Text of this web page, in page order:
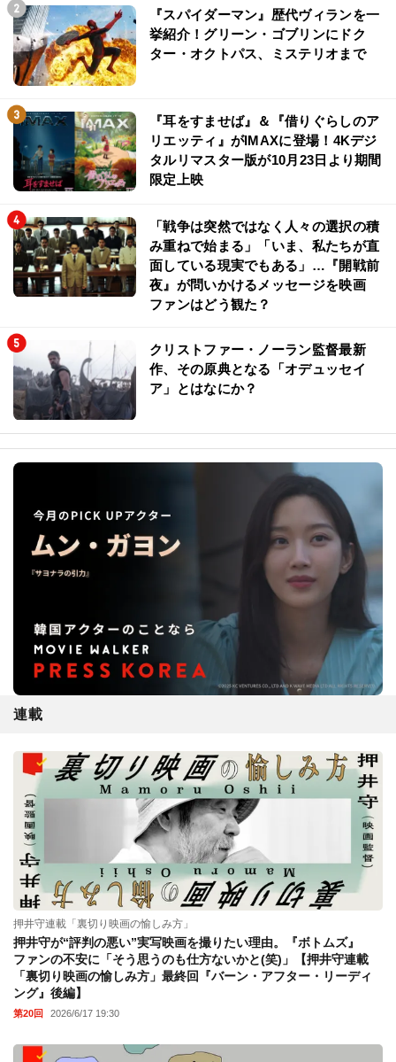
『スパイダーマン』歴代ヴィランを一
挙紹介！グリーン・ゴブリンにドク
ター・オクトパス、ミステリオまで
『耳をすませば』＆『借りぐらしのア
リエッティ』がIMAXに登場！4Kデジ
タルリマスター版が10月23日より期間
限定上映
「戦争は突然ではなく人々の選択の積
み重ねで始まる」「いま、私たちが直
面している現実でもある」…『開戦前
夜』が問いかけるメッセージを映画
ファンはどう観た？
クリストファー・ノーラン監督最新
作、その原典となる「オデュッセイ
ア」とはなにか？
連載
押井守連載「裏切り映画の愉しみ方」
押井守が“評判の悪い”実写映画を撮りたい理由。『ボトムズ』
ファンの不安に「そう思うのも仕方ないかと(笑)」【押井守連載
「裏切り映画の愉しみ方」最終回『バーン・アフター・リーディ
ング』後編】
第20回 2026/6/17 19:30